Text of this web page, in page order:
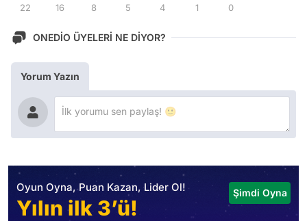
22 16 8 5 4 1 0
ONEDİO ÜYELERİ NE DİYOR?
Yorum Yazın
Oyun Oyna, Puan Kazan, Lider Ol!
Yılın ilk 3’ü!
Şimdi Oyna